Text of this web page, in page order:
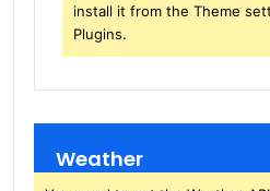
install it from the Theme
Plugins.
Weather